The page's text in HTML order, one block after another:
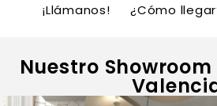
¡Llámanos! ¿Cómo
Nuestro